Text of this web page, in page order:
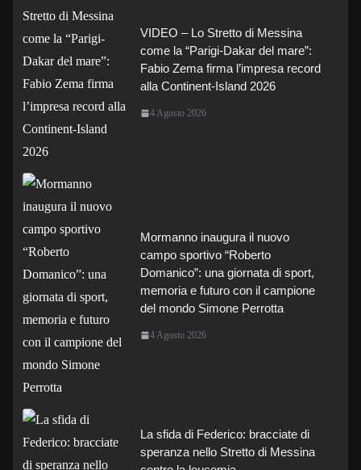
VIDEO – Lo Stretto di Messina
come la “Parigi-Dakar del mare”:
Fabio Zema firma l’impresa record
alla Continent-Island 2026
4 Agosto 2026
Mormanno inaugura il nuovo
campo sportivo “Roberto
Domanico”: una giornata di sport,
memoria e futuro con il campione
del mondo Simone Perrotta
4 Agosto 2026
La sfida di Federico: bracciate di
speranza nello Stretto di Messina